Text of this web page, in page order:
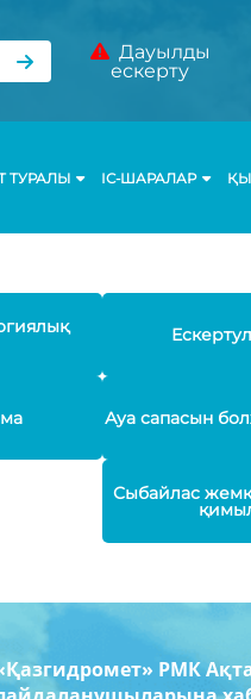
Дауылды
ескерту
ТУРАЛЫ ІС-ШАРАЛАР
Ауа сапасын
Сыбайлас
РМК